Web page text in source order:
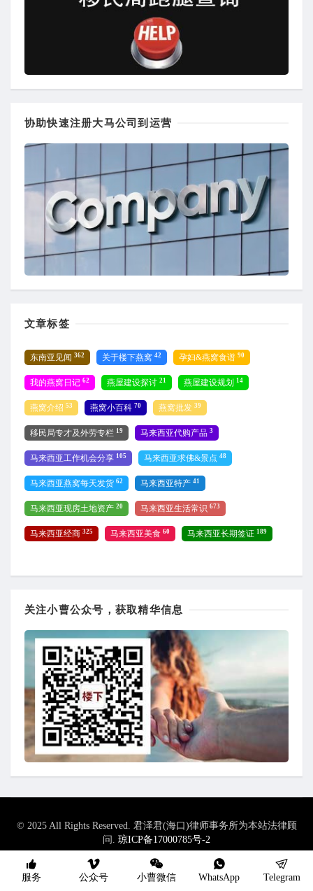
协助快速注册大马公司到运营
文章标签
东南亚见闻 362 关于楼下燕窝 42 孕妇&燕窝食谱 90
我的燕窝日记 62 燕屋建设探讨 21 燕屋建设规划 14
燕窝介绍 53 燕窝小百科 70 燕窝批发 39
移民局专才及外劳专栏 19 马来西亚代购产品 3
马来西亚工作机会分享 105 马来西亚求佛&景点 48
马来西亚燕窝每天发货 62 马来西亚特产 41
马来西亚现房土地资产 20 马来西亚生活常识 673
马来西亚经商 325 马来西亚美食 60 马来西亚长期签证 189
关注小曹公众号，获取精华信息
© 2025 All Rights Reserved. 君泽君(海口)律师事务所为本站法律顾
问. 琼ICP备17000785号-2
sitemap 我们产品/服务 隐私政策 版权/免责 全站内容导航
服务 公众号 小曹微信 WhatsApp Telegram